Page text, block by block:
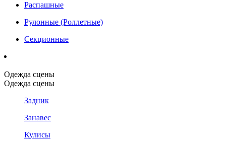
Распашные
Рулонные (Роллетные)
Секционные
Одежда сцены
Одежда сцены
Задник
Занавес
Кулисы